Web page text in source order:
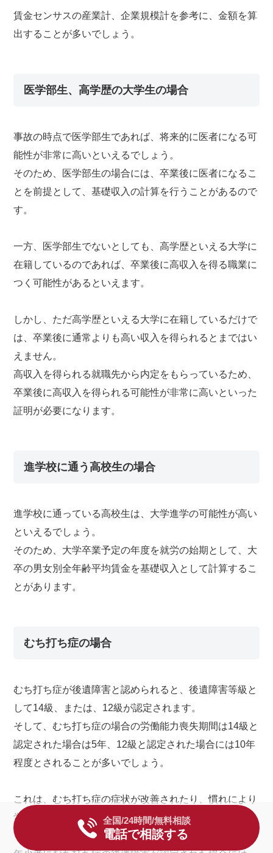
賃金センサスの産業計、企業規模計を参考に、金額を算
出することが多いでしょう。
医学部生、高学歴の大学生の場合
事故の時点で医学部生であれば、将来的に医者になる可
能性が非常に高いといえるでしょう。
そのため、医学部生の場合には、卒業後に医者になるこ
とを前提として、基礎収入の計算を行うことがあるので
す。
一方、医学部生でないとしても、高学歴といえる大学に
在籍しているのであれば、卒業後に高収入を得る職業に
つく可能性があるといえます。
しかし、ただ高学歴といえる大学に在籍しているだけで
は、卒業後に通常よりも高い収入を得られるとまではい
えません。
高収入を得られる就職先から内定をもらっているため、
卒業後に高収入を得られる可能性が非常に高いといった
証明が必要になります。
進学校に通う高校生の場合
進学校に通っている高校生は、大学進学の可能性が高い
といえるでしょう。
そのため、大学卒業予定の年度を就労の始期として、大
卒の男女別全年齢平均賃金を基礎収入として計算するこ
とがあります。
むち打ち症の場合
むち打ち症が後遺障害と認められると、後遺障害等級と
して14級、または、12級が認定されます。
そして、むち打ち症の場合の労働能力喪失期間は14級と
認定された場合は5年、12級と認定された場合には10年
程度とされることが多いでしょう。
これは、むち打ち症の症状が改善されたり、慣れにより
労働能力が回復する可能性があるためです。
全国/24時間/無料相談
電話で相談する